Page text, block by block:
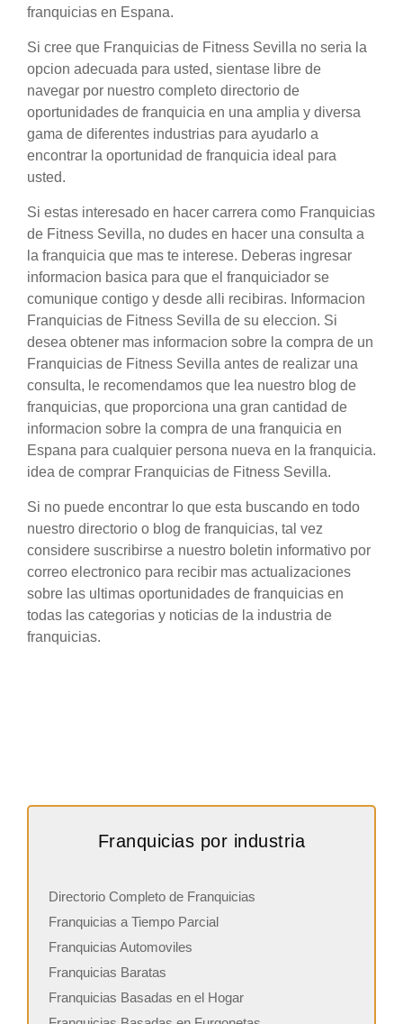
franquicias en Espana.
Si cree que Franquicias de Fitness Sevilla no seria la
opcion adecuada para usted, sientase libre de
navegar por nuestro completo directorio de
oportunidades de franquicia en una amplia y diversa
gama de diferentes industrias para ayudarlo a
encontrar la oportunidad de franquicia ideal para
usted.
Si estas interesado en hacer carrera como Franquicias
de Fitness Sevilla, no dudes en hacer una consulta a
la franquicia que mas te interese. Deberas ingresar
informacion basica para que el franquiciador se
comunique contigo y desde alli recibiras. Informacion
Franquicias de Fitness Sevilla de su eleccion. Si
desea obtener mas informacion sobre la compra de un
Franquicias de Fitness Sevilla antes de realizar una
consulta, le recomendamos que lea nuestro blog de
franquicias, que proporciona una gran cantidad de
informacion sobre la compra de una franquicia en
Espana para cualquier persona nueva en la franquicia.
idea de comprar Franquicias de Fitness Sevilla.
Si no puede encontrar lo que esta buscando en todo
nuestro directorio o blog de franquicias, tal vez
considere suscribirse a nuestro boletin informativo por
correo electronico para recibir mas actualizaciones
sobre las ultimas oportunidades de franquicias en
todas las categorias y noticias de la industria de
franquicias.
Franquicias por industria
Directorio Completo de Franquicias
Franquicias a Tiempo Parcial
Franquicias Automoviles
Franquicias Baratas
Franquicias Basadas en el Hogar